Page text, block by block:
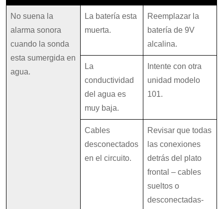
No suena la
alarma sonora
cuando la sonda
esta sumergida en
agua.
La batería esta
muerta.
Reemplazar la
batería de 9V
alcalina.
La
conductividad
del agua es
muy baja.
Intente con otra
unidad modelo
101.
Cables
desconectados
en el circuito.
Revisar que todas
las conexiones
detrás del plato
frontal – cables
sueltos o
desconectadas-